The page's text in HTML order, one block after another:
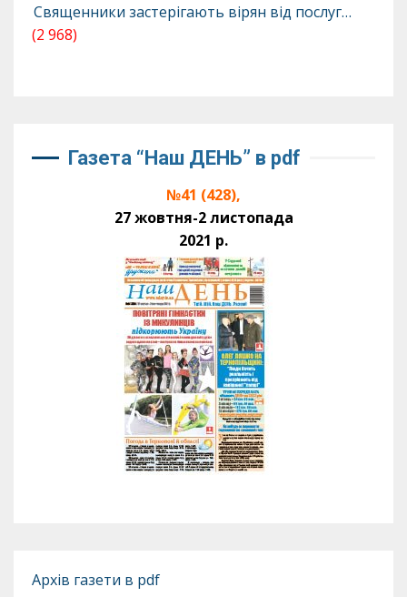
Священники застерігають вірян від послуг…
(2 968)
Газета “Наш ДЕНЬ” в pdf
№41 (428),
27 жовтня-2 листопада
2021 р.
Архів газети в pdf